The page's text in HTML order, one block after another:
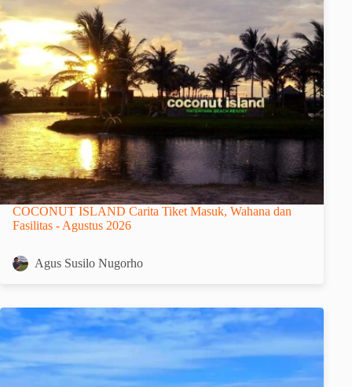
COCONUT ISLAND Carita Tiket Masuk, Wahana dan
Fasilitas - Agustus 2026
Agus Susilo Nugorho